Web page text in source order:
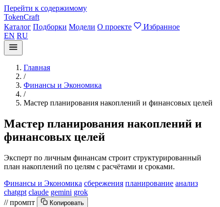
Перейти к содержимому
TokenCraft
Каталог Подборки Модели О проекте
Избранное
EN RU
Главная
/
Финансы и Экономика
/
Мастер планирования накоплений и финансовых целей
Мастер планирования накоплений и
финансовых целей
Эксперт по личным финансам строит структурированный
план накоплений по целям с расчётами и сроками.
Финансы и Экономика сбережения планирование анализ
chatgpt claude gemini grok
// промпт
Копировать